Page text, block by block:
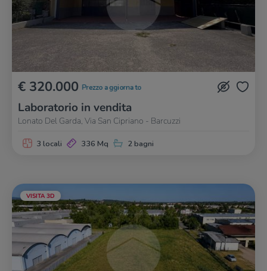
€ 320.000 Prezzo aggiornato
Laboratorio in vendita
Lonato Del Garda, Via San Cipriano - Barcuzzi
3 locali 336 Mq 2 bagni
VISITA 3D